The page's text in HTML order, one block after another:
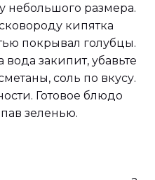
небольшого размера.
кипятка
покрывал голубцы.
закипит, убавьте
соль по вкусу.
Готовое блюдо
зеленью.